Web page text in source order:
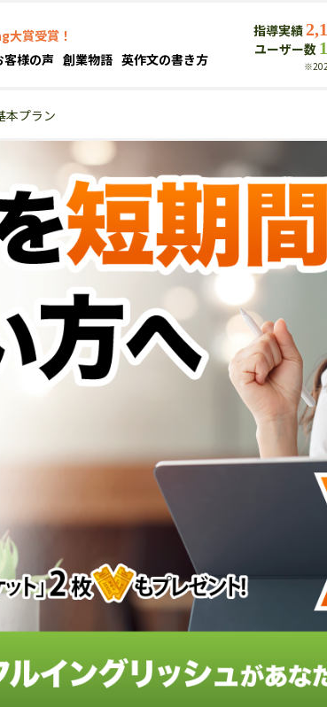
賞受賞！
客様の声 創業物語 英作文の書き方
指導実績
ユーザー数
本プラン